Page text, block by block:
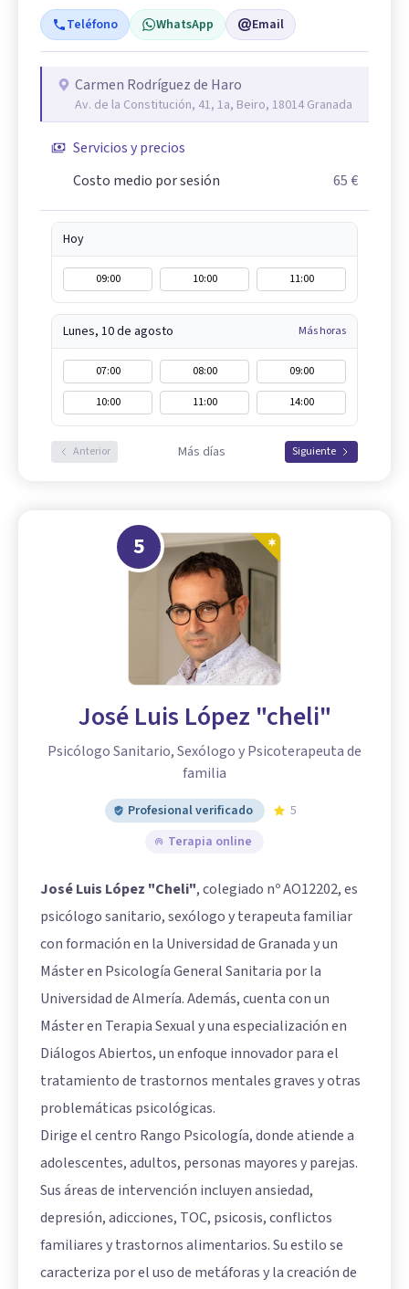
Teléfono WhatsApp Email
Carmen Rodríguez de Haro
Av. de la Constitución, 41, 1a, Beiro, 18014 Granada
Servicios y precios
Costo medio por sesión
65 €
Hoy
09:00 10:00 11:00
Lunes, 10 de agosto Más horas
07:00 08:00
09:00
10:00
11:00 14:00
Anterior Más días Siguiente
5
José Luis López "cheli"
Psicólogo Sanitario, Sexólogo y Psicoterapeuta de
familia
Profesional verificado
5
Terapia online
José Luis López "Cheli", colegiado nº AO12202, es
psicólogo sanitario, sexólogo y terapeuta familiar
con formación en la Universidad de Granada y un
Máster en Psicología General Sanitaria por la
Universidad de Almería. Además, cuenta con un
Máster en Terapia Sexual y una especialización en
Diálogos Abiertos, un enfoque innovador para el
tratamiento de trastornos mentales graves y otras
problemáticas psicológicas.
Dirige el centro Rango Psicología, donde atiende a
adolescentes, adultos, personas mayores y parejas.
Sus áreas de intervención incluyen ansiedad,
depresión, adicciones, TOC, psicosis, conflictos
familiares y trastornos alimentarios. Su estilo se
caracteriza por el uso de metáforas y la creación de